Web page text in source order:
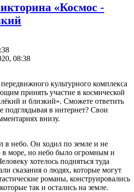
«Космос -
08:38
культурного комплекса
принять участие в космической
и близкий». Сможете ответить
подглядывая в интернет? Свои
внизу.
в небо. Он ходил по земле и не
в море, но небо было огромным и
хотелось подняться туда
сказания о людях, которые могут
романы, конструировались
так и остались на земле.